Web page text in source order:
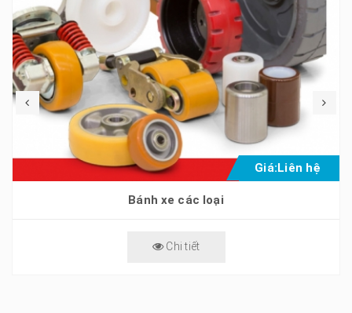
Giá:Liên hệ
Bánh xe các loại
Chi tiết